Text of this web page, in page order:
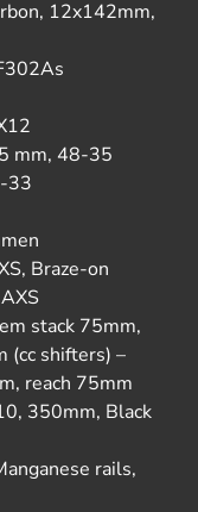
12x142mm,
mm, 48-35
33
Braze-on
stack 75mm,
(cc shifters) –
reach 75mm
350mm, Black
rails,